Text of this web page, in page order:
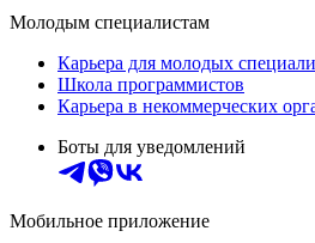
Молодым специалистам
Карьера для молодых
Школа программистов
Карьера в некоммерческих
Боты для уведомлений
Мобильное приложение